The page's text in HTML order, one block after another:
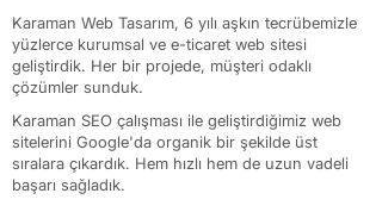
Karaman Web Tasarım, 6 yılı aşkın tecrübemizle
yüzlerce kurumsal ve e-ticaret web sitesi
geliştirdik. Her bir projede, müşteri odaklı
çözümler sunduk.
Karaman SEO çalışması ile geliştirdiğimiz web
sitelerini Google'da organik bir şekilde üst
sıralara çıkardık. Hem hızlı hem de uzun vadeli
başarı sağladık.